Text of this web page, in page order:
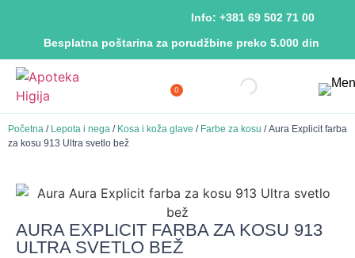
Besplatna poštarina za porudžbine preko 5.000 din
Info: +381 69 502 71 00
0
Početna / Lepota i nega / Kosa i koža glave / Farbe za kosu / Aura Explicit farba
za kosu 913 Ultra svetlo bež
AURA EXPLICIT FARBA ZA KOSU 913
ULTRA SVETLO BEŽ